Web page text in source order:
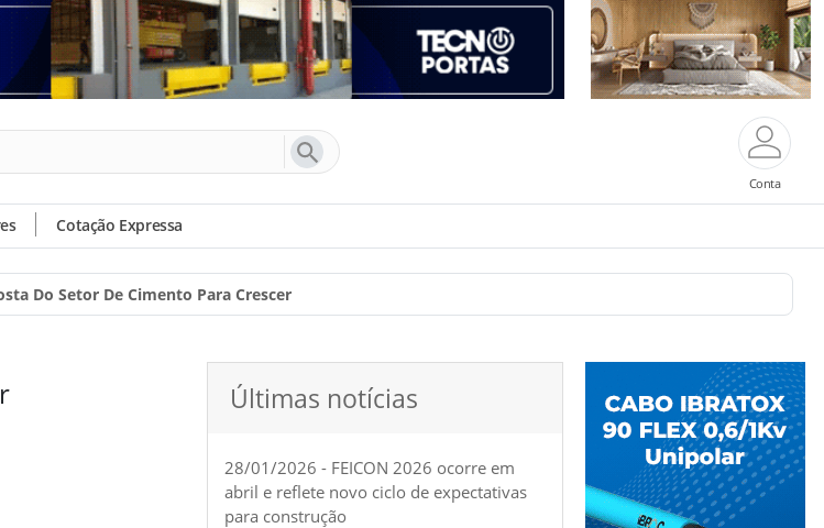
Conta
Cotação Expressa
Do Setor De Cimento Para Crescer
Últimas notícias
28/01/2026 - FEICON 2026 ocorre em
abril e reflete novo ciclo de expectativas
para construção